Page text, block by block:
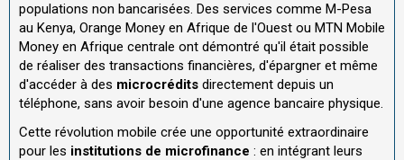
populations non bancarisées. Des services comme M-Pesa
au Kenya, Orange Money en Afrique de l'Ouest ou MTN Mobile
Money en Afrique centrale ont démontré qu'il était possible
de réaliser des transactions financières, d'épargner et même
d'accéder à des microcrédits directement depuis un
téléphone, sans avoir besoin d'une agence bancaire physique.
Cette révolution mobile crée une opportunité extraordinaire
pour les institutions de microfinance : en intégrant leurs